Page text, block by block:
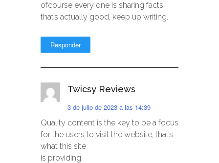
ofcourse every one is sharing facts,
that’s actually good, keep up writing.
Responder
Twicsy Reviews
3 de julio de 2023 a las 14:39
Quality content is the key to be a focus
for the users to visit the website, that’s
what this site
is providing.